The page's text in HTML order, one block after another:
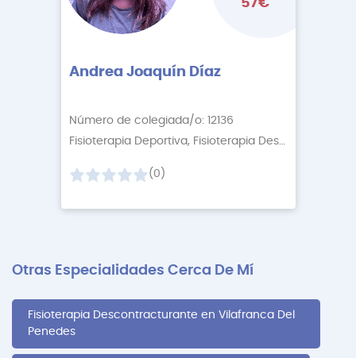
57€
Andrea Joaquín Díaz
Número de colegiada/o: 12136
Fisioterapia Deportiva, Fisioterapia Descontractur
(0)
Otras Especialidades Cerca De Mí
Fisioterapia Descontracturante en Vilafranca Del
Penedes